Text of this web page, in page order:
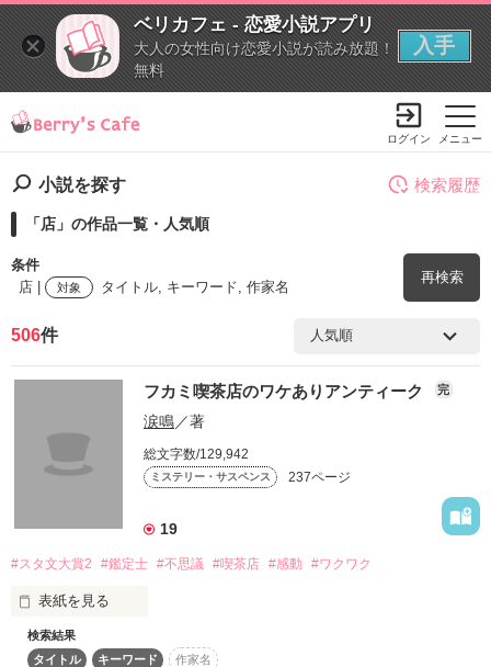
ベリカフェ - 恋愛小説アプリ
大人の女性向け恋愛小説が読み放題！
無料
入手
メニュー
ログイン
小説を探す
「店」の作品一覧・人気順
条件
店 |
対象 タイトル, キーワード, 作家名
再検索
検索ワード
を含む
検索履歴
506件
フカミ喫茶店のワケありアンティーク 完
涙鳴／著
総文字数/129,942
ミステリー・サスペンス 237ページ
19
#スタ文大賞2 #鑑定士 #不思議 #喫茶店 #感動 #ワクワク
表紙を見る
・┈︎┈︎┈︎┈︎┈︎┈︎┈︎┈︎┈︎┈︎┈︎┈︎┈︎┈︎┈︎┈︎┈︎┈︎┈︎┈︎・
検索結果
タイトル
キーワード 作家名